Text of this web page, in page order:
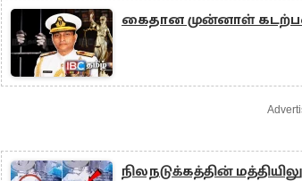
கைதான முன்னாள்
நிலநடுக்கத்தின்